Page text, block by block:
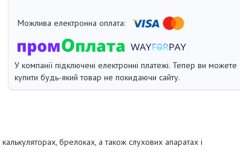
У компанії підключені електронні платежі. Тепер ви можете
купити будь-який товар не покидаючи сайту.
брелоках, а також слухових апаратах і